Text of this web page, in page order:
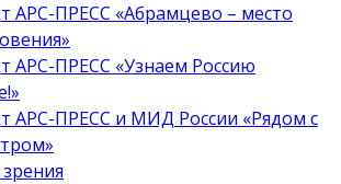
АРС-ПРЕСС «Абрамцево – место
АРС-ПРЕСС «Узнаем Россию
АРС-ПРЕСС и МИД России «Рядом с